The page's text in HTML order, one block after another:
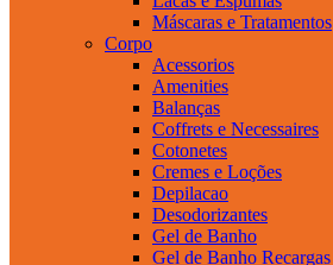
Máscaras e Tratamentos
Corpo
Acessorios
Amenities
Balanças
Coffrets e Necessaires
Cotonetes
Cremes e Loções
Depilacao
Desodorizantes
Gel de Banho
Gel de Banho Recargas